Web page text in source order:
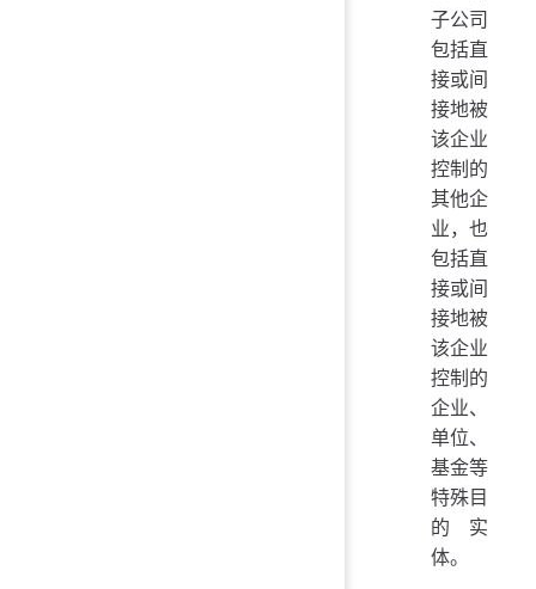
子公司
包括直
接或间
接地被
该企业
控制的
其他企
业，也
包括直
接或间
接地被
该企业
控制的
企业、
单位、
基金等
特殊目
的实
体。